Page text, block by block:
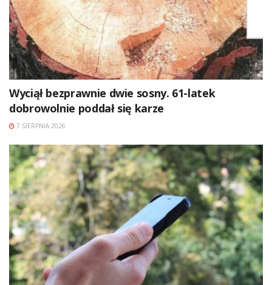
Wyciął bezprawnie dwie sosny. 61-latek
dobrowolnie poddał się karze
7 SIERPNIA 2026